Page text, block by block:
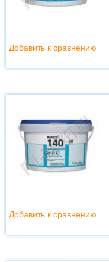
Добавить к сравнению
Добавить к сравнению